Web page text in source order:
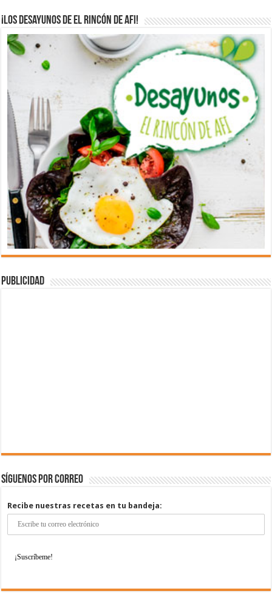
¡Los desayunos de El Rincón de Afi!
Publicidad
Síguenos por correo
Recibe nuestras recetas en tu bandeja: